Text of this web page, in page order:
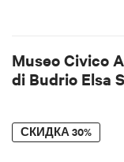
Museo Civico
di Budrio Elsa
СКИДКА30%